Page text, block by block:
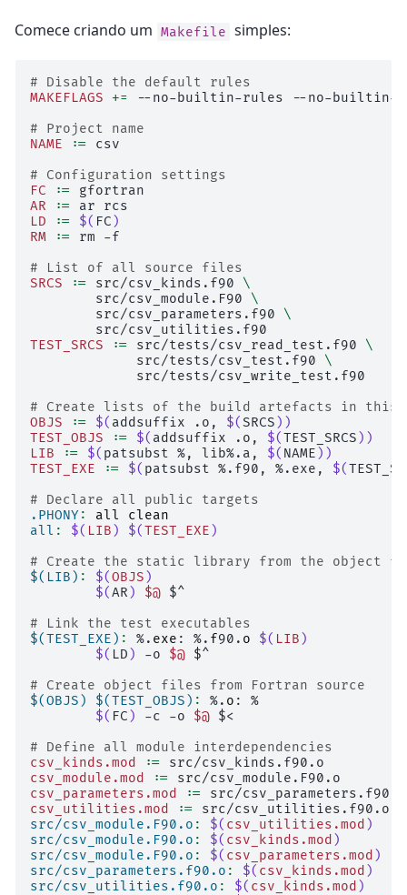
Comece criando um Makefile simples:
# Disable the default rules
MAKEFLAGS
+= --no-builtin-rules
--no-builtin-
# Project name
NAME
:=
csv
# Configuration settings
FC
:=
AR
:= ar
LD
:= $( FC )
RM
:= rm
-f
# List of all source files
SRCS
:= src/csv_kinds.f90
\
src/csv_module.F90
\
src/csv_parameters.f90
\
TEST_SRCS
:= src/tests/csv_read_test.f90
\
src/tests/csv_test.f90
\
src/tests/csv_write_test.f90
# Create lists of the build artefacts in this
OBJS
:= $( addsuffix .o, $(SRCS ))
TEST_OBJS
:= $( addsuffix .o, $(TEST_SRCS ))
LIB
:= $( patsubst %, lib%.a, $( NAME ))
TEST_EXE
:= $( patsubst %.f90, %.exe, $(
# Declare all public targets
.PHONY : all
clean
all : $( LIB ) $(TEST_EXE )
# Create the static library from the object
$(LIB) : $(OBJS )
$(AR ) $@ $^
# Link the test executables
$(TEST_EXE) : %. exe : %. f90. o $( LIB )
$( LD ) -o $@ $^
# Create object files from Fortran source
$(OBJS) $(TEST_OBJS) : %. o
$( FC ) -c -o $@ $<
# Define all module interdependencies
csv_kinds.mod
:=
csv_module.mod
:=
csv_parameters.mod
:=
csv_utilities.mod
:=
src/csv_module.F90.o : $( csv_utilities.mod )
src/csv_module.F90.o : $( csv_kinds.mod )
src/csv_module.F90.o : $( csv_parameters.mod )
src/csv_parameters.f90.o : $( csv_kinds.mod )
src/csv_utilities.f90.o : $( csv_kinds.mod )